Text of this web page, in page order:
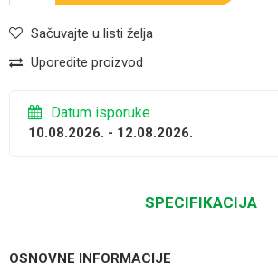
Sačuvajte u listi želja
Uporedite proizvod
Datum isporuke
10.08.2026. - 12.08.2026.
SPECIFIKACIJA
OSNOVNE INFORMACIJE